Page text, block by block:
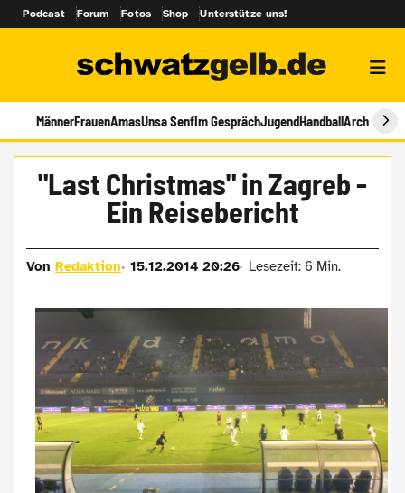
Podcast Forum Fotos Shop Unterstütze uns!
MännerFrauenAmasUnsa SenfIm GesprächJugendHandballArchiv
"Last Christmas" in Zagreb -
Ein Reisebericht
VonRedaktion 15.12.2014 20:26 Lesezeit: 6 Min.